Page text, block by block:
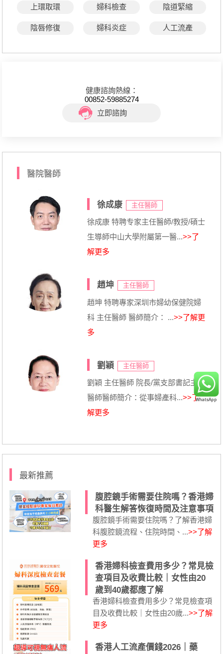
上環取環 婦科檢查 陰道緊縮
陰唇修復 婦科炎症 人工流產
健康諮詢熱線：
00852-59885274
立即諮詢
醫院醫師
徐成康 主任醫師
徐成康 特聘专家主任醫師/教授/碩士
生導師中山大學附屬第一醫...>>了
解更多
趙坤 主任醫師
趙坤 特聘專家深圳市婦幼保健院婦
科 主任醫師 醫師簡介： ...>>了解更
多
劉穎 主任醫師
劉穎 主任醫師 院長/黨支部書記主任
醫師醫師簡介：從事婦產科...>>了
解更多
最新推薦
腹腔鏡手術需要住院嗎？香港婦
科醫生解答恢復時間及注意事項
腹腔鏡手術需要住院嗎？了解香港婦
科腹腔鏡流程、住院時間、...>>了解
更多
香港婦科檢查費用多少？常見檢
查項目及收費比較｜女性由20
歲到40歲都應了解
香港婦科檢查費用多少？常見檢查項
目及收費比較｜女性由20歲...>>了解
更多
香港人工流產價錢2026｜藥